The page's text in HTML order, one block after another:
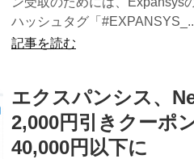
ハッシュタグ「
記事を読む
エクスパンシス、
2,000円引きクーポ
40,000円以下に